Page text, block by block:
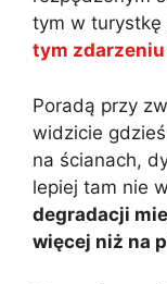
tym w turystkę
tym
Poradą przy
widzicie
na ścianach,
lepiej tam nie
degradacji
więcej niż na